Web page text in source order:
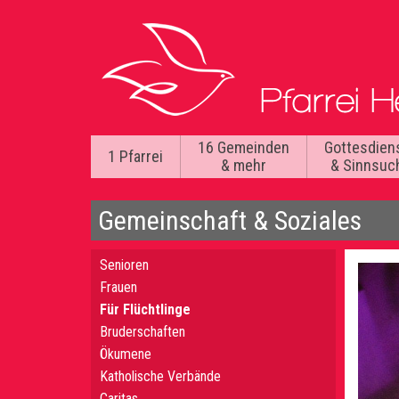
1 Pfarrei
16 Gemeinden
& mehr
&
Gemeinschaft & Soziales
Senioren
Frauen
Für Flüchtlinge
Bruderschaften
Ökumene
Katholische Verbände